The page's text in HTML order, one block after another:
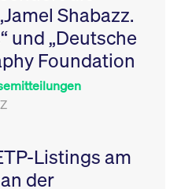
Shabazz.
und „Deutsche
Foundation
Listings am
der
Leistung der Website
zu messen. Es handelt
sich um ein Muster-
Cookie, bei dem auf
das Präfix _pk_ses
eine kurze Reihe von
6
Monate
Dieses Cookie dient
Speicherung der
Einwilligungs- und
des Nutzers für ihre
Interaktion mit der
Sitzungen geehrt